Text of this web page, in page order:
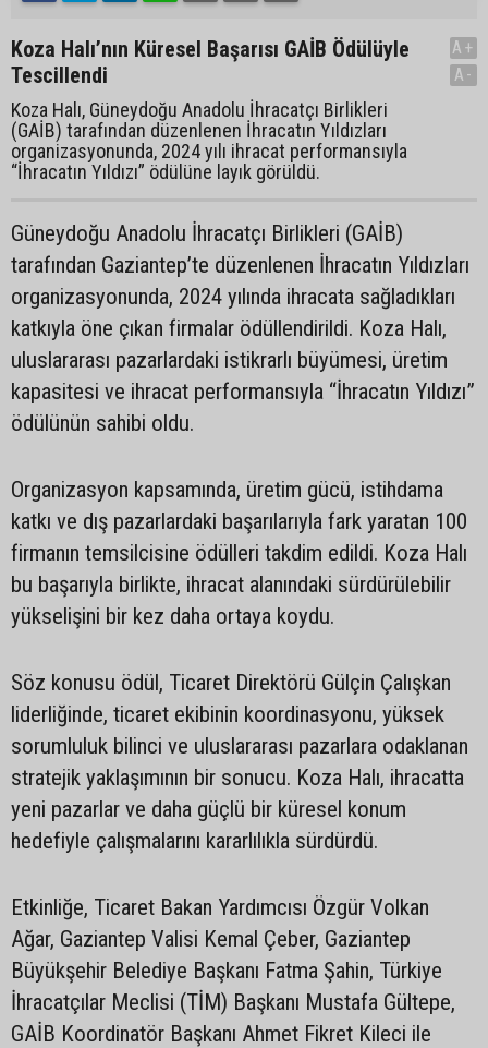
Koza Halı’nın Küresel Başarısı GAİB Ödülüyle
Tescillendi
Koza Halı, Güneydoğu Anadolu İhracatçı Birlikleri
(GAİB) tarafından düzenlenen İhracatın Yıldızları
organizasyonunda, 2024 yılı ihracat performansıyla
“İhracatın Yıldızı” ödülüne layık görüldü.
A+
A-
Güneydoğu Anadolu İhracatçı Birlikleri (GAİB)
tarafından Gaziantep’te düzenlenen İhracatın Yıldızları
organizasyonunda, 2024 yılında ihracata sağladıkları
katkıyla öne çıkan firmalar ödüllendirildi. Koza Halı,
uluslararası pazarlardaki istikrarlı büyümesi, üretim
kapasitesi ve ihracat performansıyla “İhracatın Yıldızı”
ödülünün sahibi oldu.
Organizasyon kapsamında, üretim gücü, istihdama
katkı ve dış pazarlardaki başarılarıyla fark yaratan 100
firmanın temsilcisine ödülleri takdim edildi. Koza Halı
bu başarıyla birlikte, ihracat alanındaki sürdürülebilir
yükselişini bir kez daha ortaya koydu.
Söz konusu ödül, Ticaret Direktörü Gülçin Çalışkan
liderliğinde, ticaret ekibinin koordinasyonu, yüksek
sorumluluk bilinci ve uluslararası pazarlara odaklanan
stratejik yaklaşımının bir sonucu. Koza Halı, ihracatta
yeni pazarlar ve daha güçlü bir küresel konum
hedefiyle çalışmalarını kararlılıkla sürdürdü.
Etkinliğe, Ticaret Bakan Yardımcısı Özgür Volkan
Ağar, Gaziantep Valisi Kemal Çeber, Gaziantep
Büyükşehir Belediye Başkanı Fatma Şahin, Türkiye
İhracatçılar Meclisi (TİM) Başkanı Mustafa Gültepe,
GAİB Koordinatör Başkanı Ahmet Fikret Kileci ile